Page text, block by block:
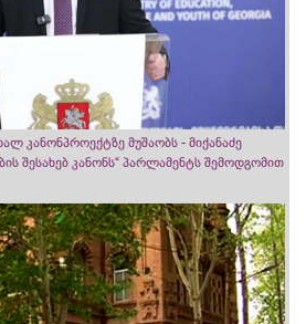
კანონპროექტზე მუშაობს - მიქანაძე
შესახებ კანონს“ პარლამენტს შემოდგომით